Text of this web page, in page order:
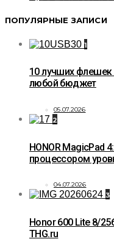
ПОПУЛЯРНЫЕ ЗАПИСИ
1
10 лучших флешек
любой бюджет
05.07.2026
2
HONOR MagicPad
процессором
04.07.2026
3
Honor 600 Lite 8/
THG.ru